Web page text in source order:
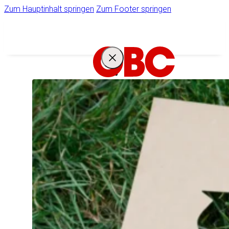
Zum Hauptinhalt springen Zum Footer springen
IHR
STARKER
PARTNER
Unternehmen
Ihr Zugang